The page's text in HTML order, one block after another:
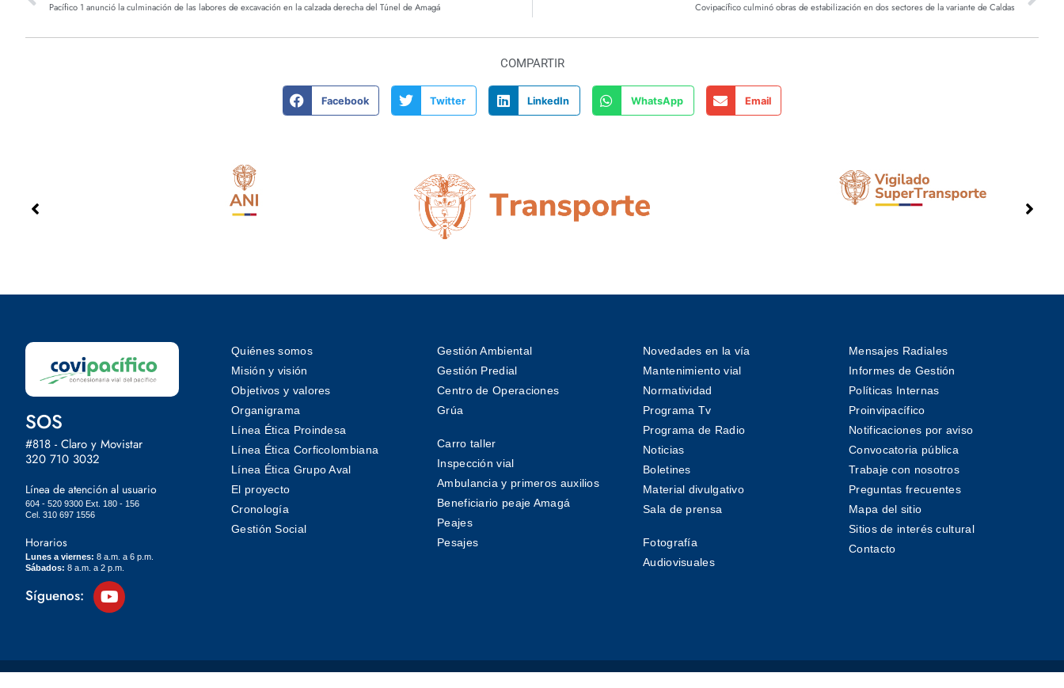
Pacífico 1 anunció la culminación de las labores de excavación en la calzada derecha del Túnel de Amagá Covipacífico culminó obras de estabilización en dos sectores de la variante de Caldas
COMPARTIR
Facebook Twitter LinkedIn WhatsApp Email
SOS
#818 - Claro y Movistar
320 710 3032
Línea de atención al usuario
604 - 520 9300 Ext. 180 - 156
Cel. 310 697 1556
Horarios
Lunes a viernes: 8 a.m. a 6 p.m.
Sábados: 8 a.m. a 2 p.m.
Síguenos:
Quiénes somos
Misión y visión
Objetivos y valores
Organigrama
Línea Ética Proindesa
Línea Ética Corficolombiana
Línea Ética Grupo Aval
El proyecto
Cronología
Gestión Social
Gestión Ambiental
Gestión Predial
Centro de Operaciones
Grúa
Carro taller
Inspección vial
Ambulancia y primeros auxilios
Beneficiario peaje Amagá
Peajes
Pesajes
Novedades en la vía
Mantenimiento vial
Normatividad
Programa Tv
Programa de Radio
Noticias
Boletines
Material divulgativo
Sala de prensa
Fotografía
Audiovisuales
Mensajes Radiales
Informes de Gestión
Políticas Internas
Proinvipacífico
Notificaciones por aviso
Convocatoria pública
Trabaje con nosotros
Preguntas frecuentes
Mapa del sitio
Sitios de interés cultural
Contacto